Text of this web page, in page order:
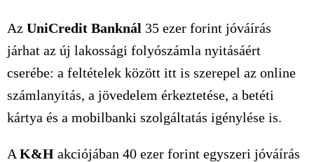
Az UniCredit Banknál 35 ezer forint jóváírás
járhat az új lakossági folyószámla nyitásáért
cserébe: a feltételek között itt is szerepel az online
számlanyitás, a jövedelem érkeztetése, a betéti
kártya és a mobilbanki szolgáltatás igénylése is.
A K&H akciójában 40 ezer forint egyszeri jóváírás